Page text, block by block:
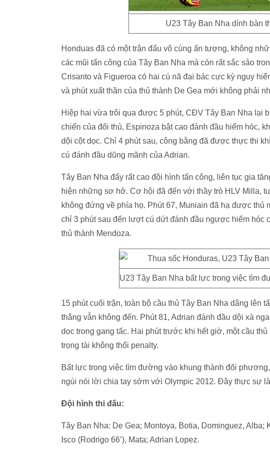
U23 Tây Ban Nha dính bàn
Honduas đã có một trận đấu vô cùng ấn tượng, không
các mũi tấn công của Tây Ban Nha mà còn rất sắc sảo
Crisanto và Figueroa có hai cú nã đại bác cực kỳ nguy
và phút xuất thần của thủ thành De Gea mới không phải
Hiệp hai vừa trôi qua được 5 phút, CĐV Tây Ban Nha lại
chiến của đối thủ, Espinoza bật cao đánh đầu hiểm hóc,
dội cột dọc. Chỉ 4 phút sau, công bằng đã được thực thi
cú đánh đầu dũng mãnh của Adrian.
Tây Ban Nha đẩy rất cao đội hình tấn công, liên tục gia
hiện những sơ hở. Cơ hội đã đến với thầy trò HLV Milla,
không đứng về phía họ. Phút 67, Muniain đã hạ được
chỉ 3 phút sau đến lượt cú dứt đánh đầu ngược hiểm hóc
thủ thành Mendoza.
U23 Tây Ban Nha bất lực trong việc tìm
15 phút cuối trận, toàn bộ cầu thủ Tây Ban Nha dâng lên
thắng vẫn không đến. Phút 81, Adrian đánh đầu dội xà
dọc trong gang tấc. Hai phút trước khi hết giờ, một cầu
trọng tài không thổi penalty.
Bất lực trong việc tìm đường vào khung thành đối
ngùi nói lời chia tay sớm với Olympic 2012. Đây thực sự
Đội hình thi đấu:
Tây Ban Nha: De Gea; Montoya, Botia, Dominguez, Alba;
Isco (Rodrigo 66’), Mata; Adrian Lopez.